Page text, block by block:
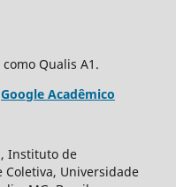
Qualis A1.
Google Acadêmico
Instituto de
Coletiva, Universidade